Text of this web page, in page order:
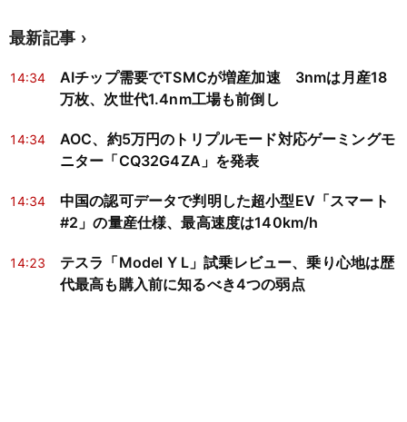
最新記事
14:34
AIチップ需要でTSMCが増産加速 3nmは月産18
万枚、次世代1.4nm工場も前倒し
14:34
AOC、約5万円のトリプルモード対応ゲーミングモ
ニター「CQ32G4ZA」を発表
14:34
中国の認可データで判明した超小型EV「スマート
#2」の量産仕様、最高速度は140km/h
14:23
テスラ「Model Y L」試乗レビュー、乗り心地は歴
代最高も購入前に知るべき4つの弱点